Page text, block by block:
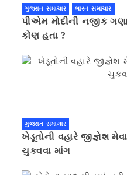
ગુજરાત સમાચાર ભારત સમાચાર
પીએમ મોદીની નજીક
કોણ હતા ?
ગુજરાત સમાચાર
ખેડૂતોની વહારે જીજ્ઞેશ
ચુકવવા માંગ